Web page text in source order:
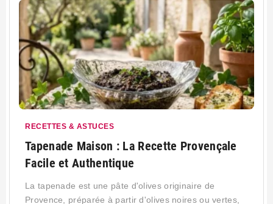
RECETTES & ASTUCES
Tapenade Maison : La Recette Provençale
Facile et Authentique
La tapenade est une pâte d'olives originaire de
Provence, préparée à partir d'olives noires ou vertes,